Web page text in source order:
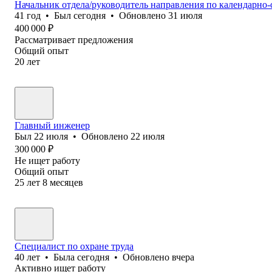
Начальник отдела/руководитель направления по
41 год • Был сегодня • Обновлено 31 июля
400 000 ₽
Рассматривает предложения
Общий опыт
20 лет
Главный инженер
Был 22 июля • Обновлено 22 июля
300 000 ₽
Не ищет работу
Общий опыт
25 лет 8 месяцев
Специалист по охране труда
40 лет • Была сегодня • Обновлено вчера
Активно ищет работу